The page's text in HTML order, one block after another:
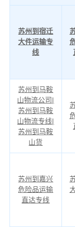
苏州到宿迁
大件运输专
线
苏州到马鞍
山物流公司|
苏州到马鞍
山物流专线|
苏州到马鞍
山货
苏州到嘉兴
危险品运输
直达专线